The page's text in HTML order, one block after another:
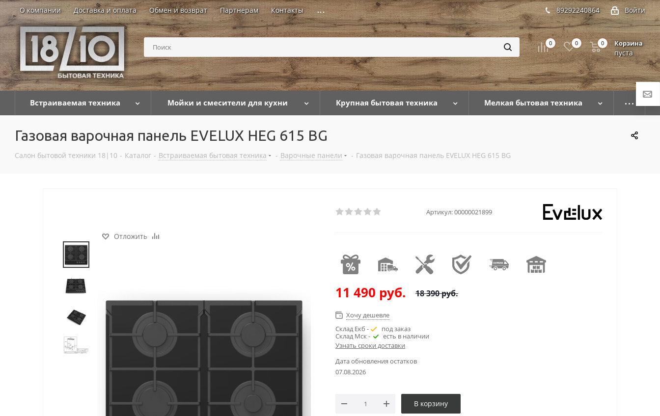
О компании Доставка и оплата Обмен и возврат Партнерам Контакты ... Войти
89292240864
0 0 Корзина
пуста
0
Встраиваемая техника Мойки и смесители для кухни Крупная бытовая техника Мелкая бытовая техника
Газовая варочная панель EVELUX HEG 615 BG
Салон бытовой техники 18|10 - Каталог - Встраиваемая бытовая техника - Варочные панели - Газовая варочная панель EVELUX HEG 615 BG
Отложить
Артикул:00000021899
11 490 руб. 18 390руб.
Хочу дешевле
Склад Екб -
под заказ
Склад Мск -
есть в наличии
Узнать сроки доставки
Дата обновления остатков
07.08.2026
В корзину